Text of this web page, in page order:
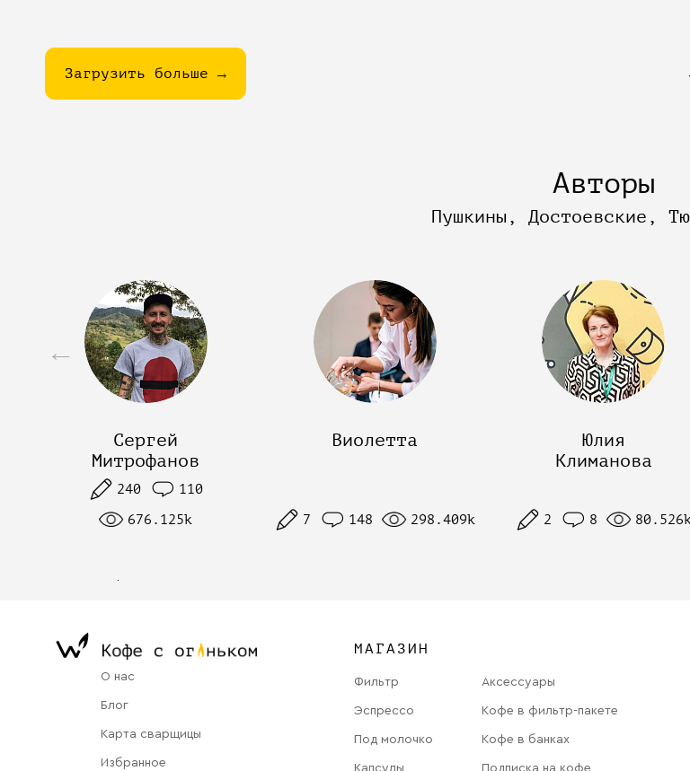
Загрузить больше →
Авторы
Пушкины, Достоевские,
Сергей
Митрофанов
240
110
676.125k
Виолетта
7 148 298.409k
Юлия
Климанова
2 8
←
О нас
Блог
Карта сварщицы
Избранное
МАГАЗИН
Фильтр
Эспрессо
Под молочко
Капсулы
Аксессуары
Кофе в фильтр-пакете
Кофе в банках
Подписка на кофе